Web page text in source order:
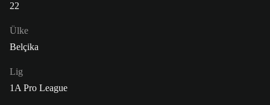
22
Ülke
Belçika
Lig
1A Pro League